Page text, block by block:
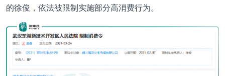
的徐俊，依法被限制实施部分高消费行为。